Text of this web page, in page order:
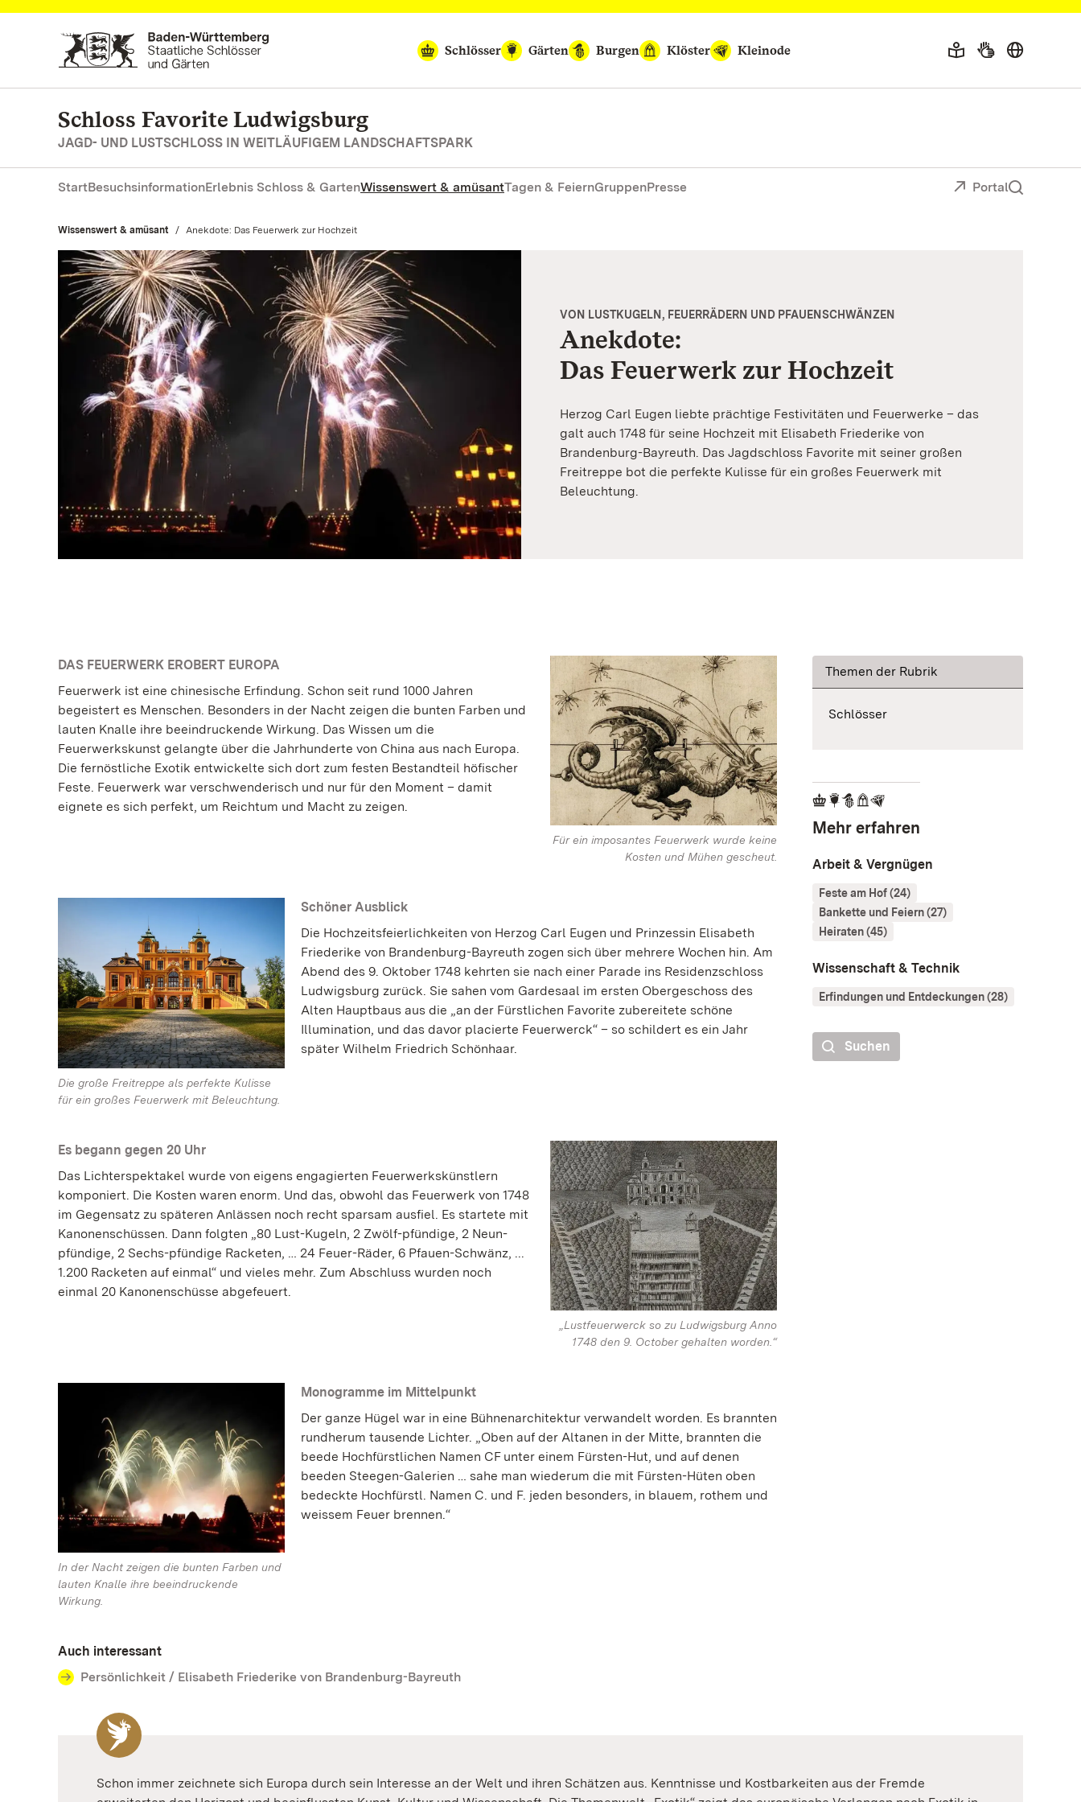
Zum Hauptinhalt springen
Schlösser
Gärten Burgen Klöster Kleinode
Schloss Favorite Ludwigsburg
JAGD- UND LUSTSCHLOSS IN WEITLÄUFIGEM LANDSCHAFTSPARK
StartBesuchsinformationErlebnis Schloss & GartenWissenswert & amüsantTagen & FeiernGruppenPresse Portal
Wissenswert & amüsant Aktuell:
Anekdote: Das Feuerwerk zur Hochzeit
VON LUSTKUGELN, FEUERRÄDERN UND PFAUENSCHWÄNZEN
Anekdote:
Das Feuerwerk zur Hochzeit
Herzog Carl Eugen liebte prächtige Festivitäten und Feuerwerke – das
galt auch 1748 für seine Hochzeit mit Elisabeth Friederike von
Brandenburg-Bayreuth. Das Jagdschloss Favorite mit seiner großen
Freitreppe bot die perfekte Kulisse für ein großes Feuerwerk mit
Beleuchtung.
Für ein imposantes Feuerwerk wurde keine
Kosten und Mühen gescheut.
DAS FEUERWERK EROBERT EUROPA
Feuerwerk ist eine chinesische Erfindung. Schon seit rund 1000 Jahren
begeistert es Menschen. Besonders in der Nacht zeigen die bunten Farben und
lauten Knalle ihre beeindruckende Wirkung. Das Wissen um die
Feuerwerkskunst gelangte über die Jahrhunderte von China aus nach Europa.
Die fernöstliche Exotik entwickelte sich dort zum festen Bestandteil höfischer
Feste. Feuerwerk war verschwenderisch und nur für den Moment – damit
eignete es sich perfekt, um Reichtum und Macht zu zeigen.
Die große Freitreppe als perfekte Kulisse
für ein großes Feuerwerk mit Beleuchtung.
Schöner Ausblick
Die Hochzeitsfeierlichkeiten von Herzog Carl Eugen und Prinzessin Elisabeth
Friederike von Brandenburg-Bayreuth zogen sich über mehrere Wochen hin. Am
Abend des 9. Oktober 1748 kehrten sie nach einer Parade ins Residenzschloss
Ludwigsburg zurück. Sie sahen vom Gardesaal im ersten Obergeschoss des
Alten Hauptbaus aus die „an der Fürstlichen Favorite zubereitete schöne
Illumination, und das davor placierte Feuerwerck“ – so schildert es ein Jahr
später Wilhelm Friedrich Schönhaar.
„Lustfeuerwerck so zu Ludwigsburg Anno
1748 den 9. October gehalten worden.“
Es begann gegen 20 Uhr
Das Lichterspektakel wurde von eigens engagierten Feuerwerkskünstlern
komponiert. Die Kosten waren enorm. Und das, obwohl das Feuerwerk von 1748
im Gegensatz zu späteren Anlässen noch recht sparsam ausfiel. Es startete mit
Kanonenschüssen. Dann folgten „80 Lust-Kugeln, 2 Zwölf-pfündige, 2 Neun-
pfündige, 2 Sechs-pfündige Racketen, … 24 Feuer-Räder, 6 Pfauen-Schwänz, ...
1.200 Racketen auf einmal“ und vieles mehr. Zum Abschluss wurden noch
einmal 20 Kanonenschüsse abgefeuert.
In der Nacht zeigen die bunten Farben und
lauten Knalle ihre beeindruckende
Wirkung.
Monogramme im Mittelpunkt
Der ganze Hügel war in eine Bühnenarchitektur verwandelt worden. Es brannten
rundherum tausende Lichter. „Oben auf der Altanen in der Mitte, brannten die
beede Hochfürstlichen Namen CF unter einem Fürsten-Hut, und auf denen
beeden Steegen-Galerien … sahe man wiederum die mit Fürsten-Hüten oben
bedeckte Hochfürstl. Namen C. und F. jeden besonders, in blauem, rothem und
weissem Feuer brennen.“
Themen der Rubrik
Schlösser
Mehr erfahren
Arbeit & Vergnügen
Feste am Hof (24)
Bankette und Feiern (27)
Heiraten (45)
Wissenschaft & Technik
Erfindungen und Entdeckungen (28)
Suchen
Auch interessant
Persönlichkeit / Elisabeth Friederike von Brandenburg-Bayreuth
Schon immer zeichnete sich Europa durch sein Interesse an der Welt und ihren Schätzen aus. Kenntnisse und Kostbarkeiten aus der Fremde